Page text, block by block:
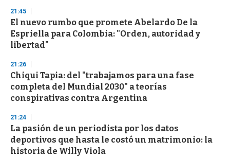
21:45
El nuevo rumbo que promete Abelardo De la
Espriella para Colombia: "Orden, autoridad y
libertad"
21:26
Chiqui Tapia: del "trabajamos para una fase
completa del Mundial 2030" a teorías
conspirativas contra Argentina
21:24
La pasión de un periodista por los datos
deportivos que hasta le costó un matrimonio: la
historia de Willy Viola